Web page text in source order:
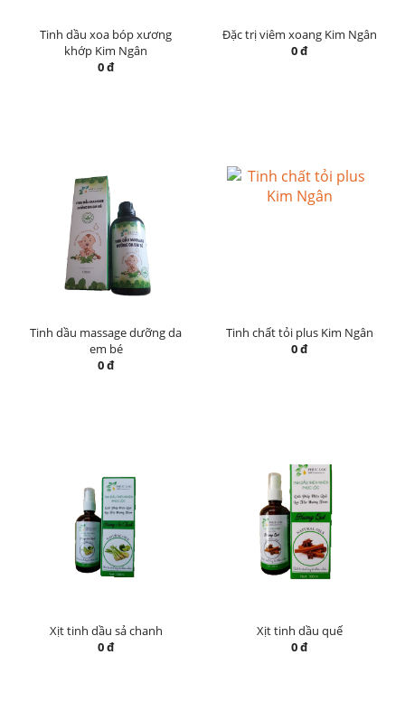
Tinh dầu xoa bóp xương
khớp Kim Ngân
0 đ
Đặc trị viêm xoang Kim Ngân
0 đ
Tinh dầu massage dưỡng da
em bé
0 đ
Tinh chất tỏi plus Kim Ngân
0 đ
Xịt tinh dầu sả chanh
0 đ
Xịt tinh dầu quế
0 đ